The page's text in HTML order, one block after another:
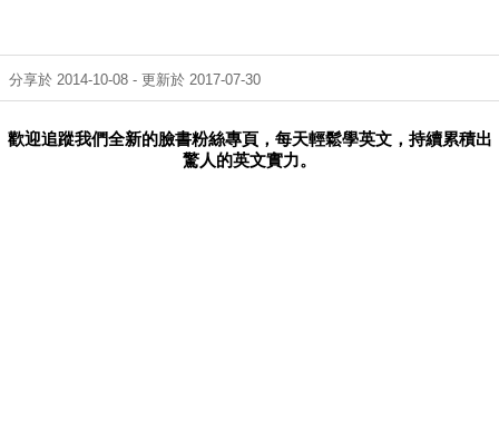
分享於 2014-10-08 - 更新於 2017-07-30
歡迎追蹤我們全新的臉書粉絲專頁，每天輕鬆學英文，持續累積出
驚人的英文實力。